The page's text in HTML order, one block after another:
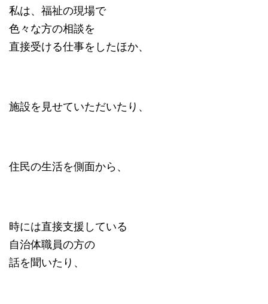
私は、福祉の現場で
色々な方の相談を
直接受ける仕事をしたほか、
施設を見せていただいたり、
住民の生活を側面から、
時には直接支援している
自治体職員の方の
話を聞いたり、